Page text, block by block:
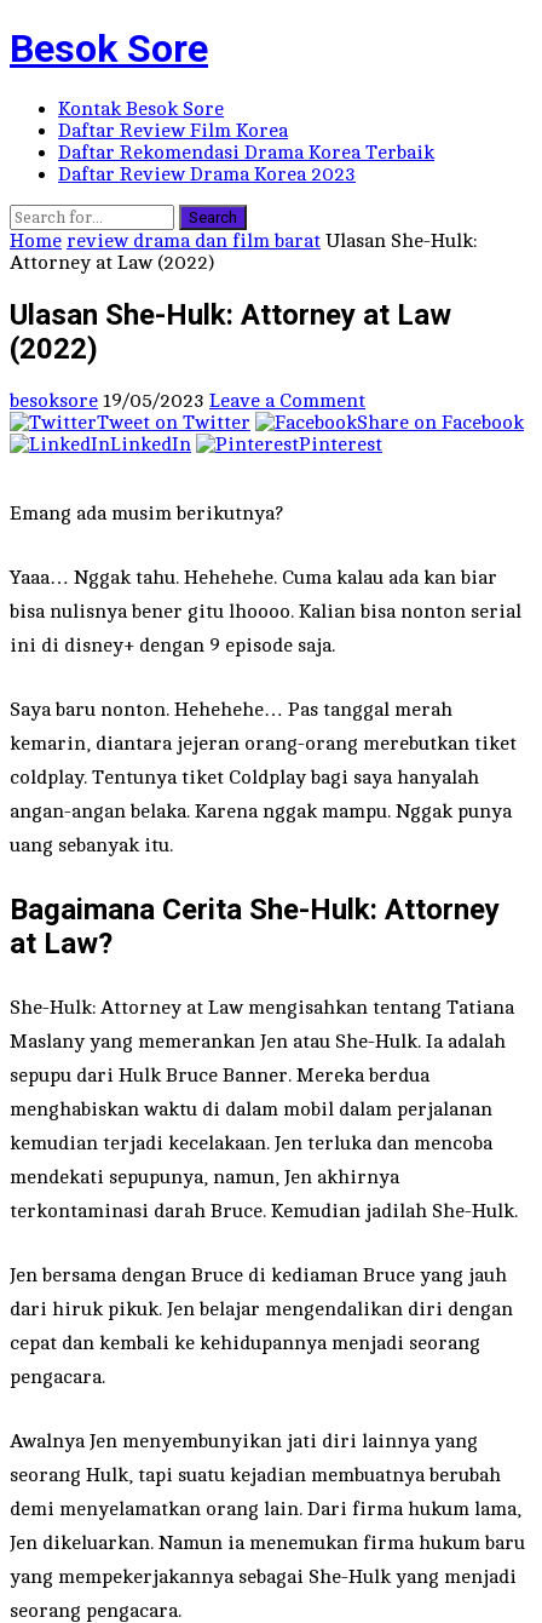
Besok Sore
Kontak Besok Sore
Daftar Review Film Korea
Daftar Rekomendasi Drama Korea Terbaik
Daftar Review Drama Korea 2023
Search
Home review drama dan film barat Ulasan She-Hulk:
Attorney at Law (2022)
Ulasan She-Hulk: Attorney at Law
(2022)
besoksore 19/05/2023 Leave a Comment
Tweet on Twitter
Share on Facebook
LinkedIn
Pinterest
Emang ada musim berikutnya?
Yaaa… Nggak tahu. Hehehehe. Cuma kalau ada kan biar
bisa nulisnya bener gitu lhoooo. Kalian bisa nonton serial
ini di disney+ dengan 9 episode saja.
Saya baru nonton. Hehehehe… Pas tanggal merah
kemarin, diantara jejeran orang-orang merebutkan tiket
coldplay. Tentunya tiket Coldplay bagi saya hanyalah
angan-angan belaka. Karena nggak mampu. Nggak punya
uang sebanyak itu.
Bagaimana Cerita She-Hulk: Attorney
at Law?
She-Hulk: Attorney at Law mengisahkan tentang Tatiana
Maslany yang memerankan Jen atau She-Hulk. Ia adalah
sepupu dari Hulk Bruce Banner. Mereka berdua
menghabiskan waktu di dalam mobil dalam perjalanan
kemudian terjadi kecelakaan. Jen terluka dan mencoba
mendekati sepupunya, namun, Jen akhirnya
terkontaminasi darah Bruce. Kemudian jadilah She-Hulk.
Jen bersama dengan Bruce di kediaman Bruce yang jauh
dari hiruk pikuk. Jen belajar mengendalikan diri dengan
cepat dan kembali ke kehidupannya menjadi seorang
pengacara.
Awalnya Jen menyembunyikan jati diri lainnya yang
seorang Hulk, tapi suatu kejadian membuatnya berubah
demi menyelamatkan orang lain. Dari firma hukum lama,
Jen dikeluarkan. Namun ia menemukan firma hukum baru
yang mempekerjakannya sebagai She-Hulk yang menjadi
seorang pengacara.